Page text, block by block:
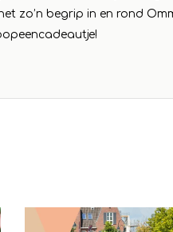
zo’n begrip in en rond